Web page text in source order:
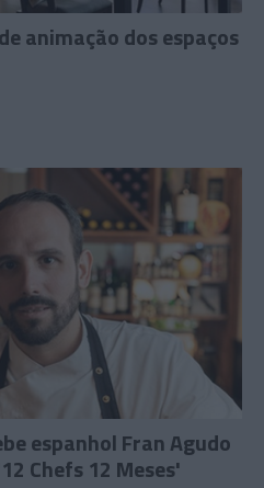
animação dos espaços
espanhol Fran Agudo
Chefs 12 Meses'